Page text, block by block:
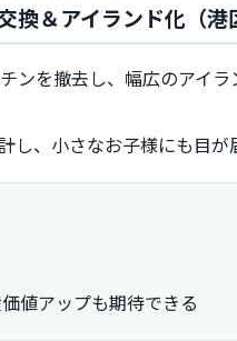
＆アイランド化（港
ンを撤去し、幅広のアイ
、小さなお子様にも目が
値アップも期待できる